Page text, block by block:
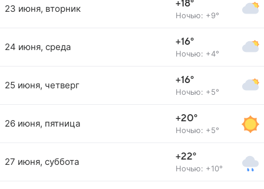
23 июня, вторник +18°
Ночью: +9°
24 июня, среда +16°
Ночью: +4°
25 июня, четверг +16°
Ночью: +5°
26 июня, пятница +20°
Ночью: +5°
27 июня, суббота +22°
Ночью: +10°